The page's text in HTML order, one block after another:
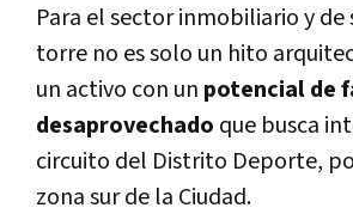
Para el sector inmobiliario y de
torre no es solo un hito
un activo con un potencial de
desaprovechado que busca
circuito del Distrito Deporte,
zona sur de la Ciudad.